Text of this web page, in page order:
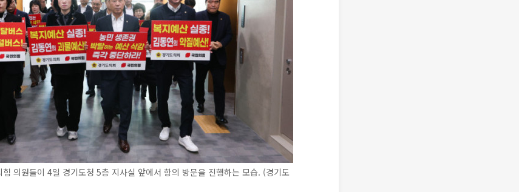
의원들이 4일 경기도청 5층 지사실 앞에서 항의 방문을 진행하는 모습. (경기도